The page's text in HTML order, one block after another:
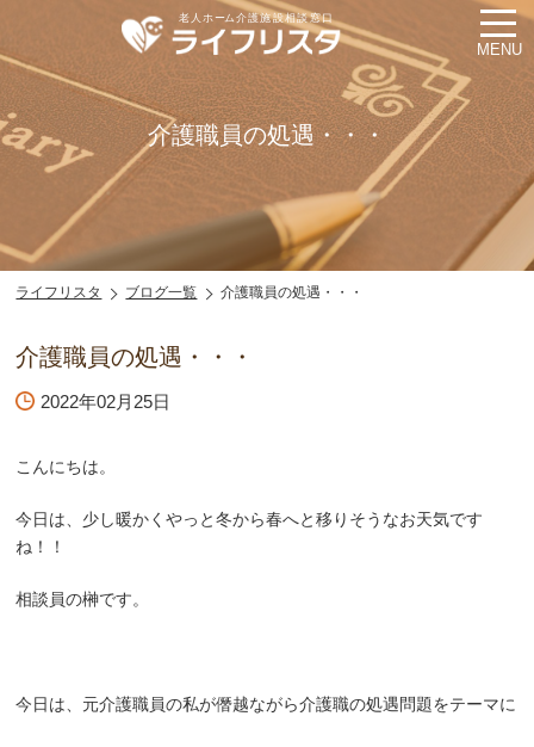
MENU
介護職員の処遇・・・
ライフリスタ ブログ一覧 介護職員の処遇・・・
介護職員の処遇・・・
2022年02月25日
こんにちは。
今日は、少し暖かくやっと冬から春へと移りそうなお天気です
ね！！
相談員の榊です。
今日は、元介護職員の私が僭越ながら介護職の処遇問題をテーマに